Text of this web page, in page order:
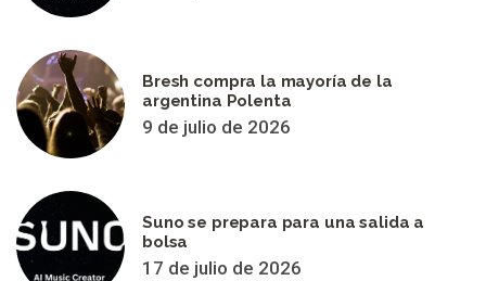
Bresh compra la mayoría de la
argentina Polenta
9 de julio de 2026
Suno se prepara para una salida a
bolsa
17 de julio de 2026